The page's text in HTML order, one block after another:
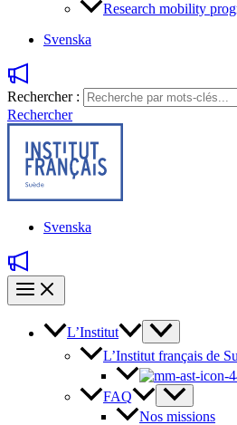
Research mobility
Svenska
Rechercher :
Rechercher
Svenska
L’Institut
L’Institut français de
FAQ
Nos missions